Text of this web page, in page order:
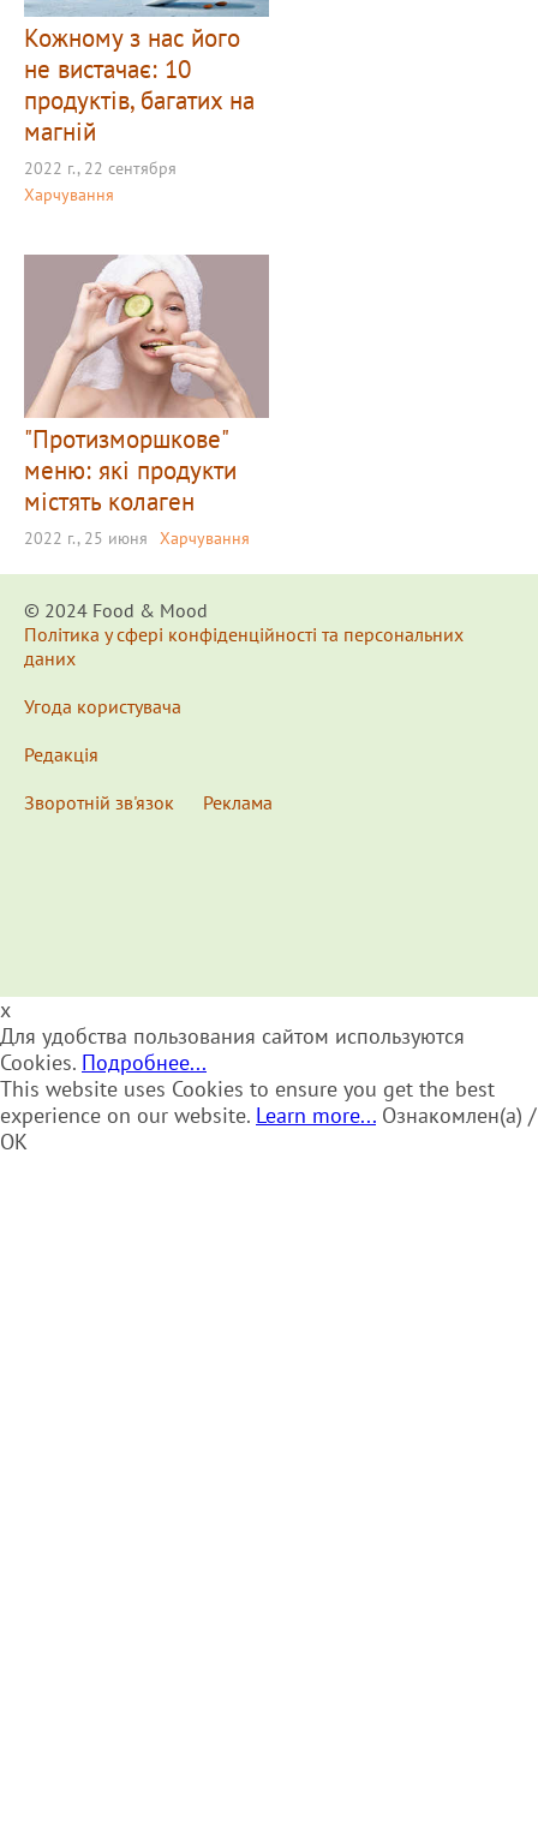
Кожному з нас його
не вистачає: 10
продуктів, багатих на
магній
2022 г., 22 сентября
Харчування
"Протизморшкове"
меню: які продукти
містять колаген
2022 г., 25 июня Харчування
© 2024 Food & Мood
Політика у сфері конфіденційності та персональних
даних
Угода користувача
Редакція
Зворотній зв'язок
Реклама
x
Для удобства пользования сайтом используются
Cookies. Подробнее...
This website uses Cookies to ensure you get the best
experience on our website. Learn more... Ознакомлен(а) /
OK